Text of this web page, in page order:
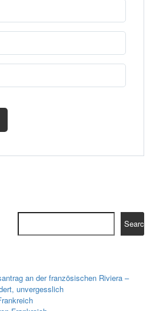
Search
an der französischen Riviera –
unvergesslich